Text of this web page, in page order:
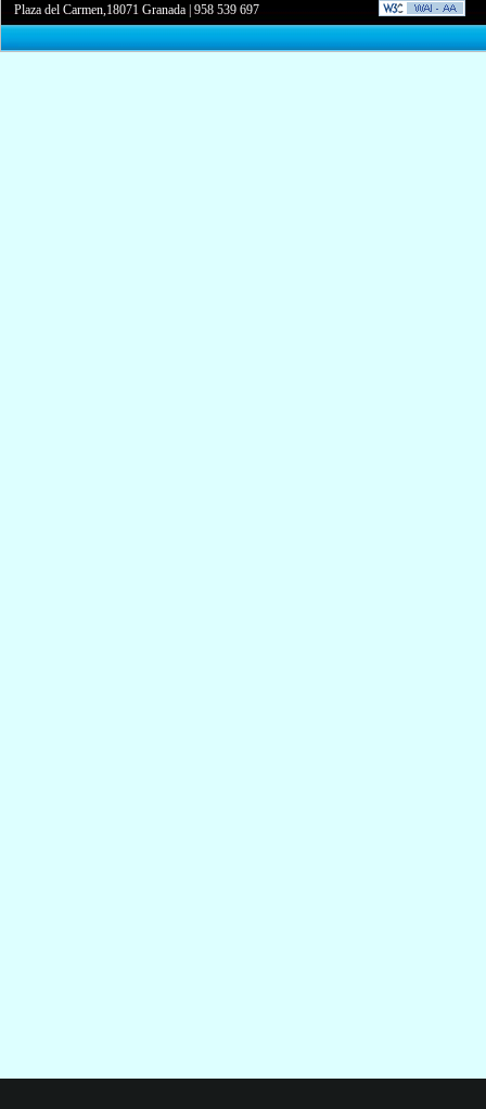
Plaza del Carmen,18071 Granada |958 539 697